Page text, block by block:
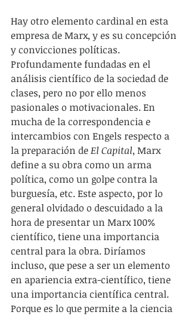
Hay otro elemento cardinal en esta
empresa de Marx, y es su concepción
y convicciones políticas.
Profundamente fundadas en el
análisis científico de la sociedad de
clases, pero no por ello menos
pasionales o motivacionales. En
mucha de la correspondencia e
intercambios con Engels respecto a
la preparación de El Capital, Marx
define a su obra como un arma
política, como un golpe contra la
burguesía, etc. Este aspecto, por lo
general olvidado o descuidado a la
hora de presentar un Marx 100%
científico, tiene una importancia
central para la obra. Diríamos
incluso, que pese a ser un elemento
en apariencia extra-científico, tiene
una importancia científica central.
Porque es lo que permite a la ciencia